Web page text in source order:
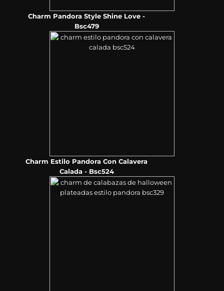
Charm Pandora Style Shine Love -
Bsc479
Charm Estilo Pandora Con Calavera
Calada - Bsc524